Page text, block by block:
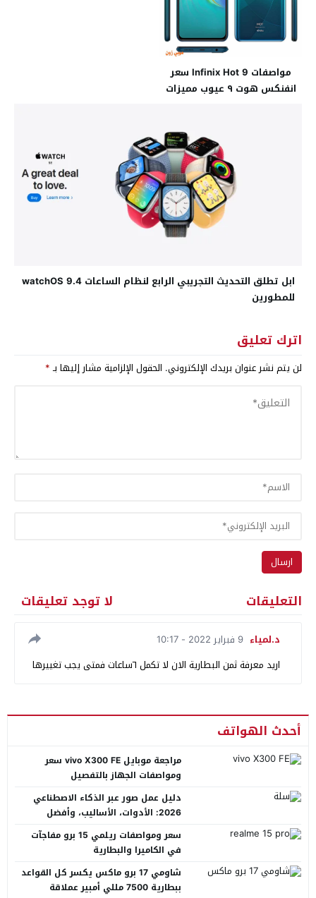
مواصفات Infinix Hot 9 سعر
انفنكس هوت ٩ عيوب مميزات
ابل تطلق التحديث التجريبي الرابع لنظام الساعات watchOS 9.4
للمطورين
اترك تعليق
لن يتم نشر عنوان بريدك الإلكتروني. الحقول الإلزامية مشار إليها بـ*
التعليقات لا توجد تعليقات
د.لمياء 9 فبراير 2022 - 10:17
اريد معرفة ثمن البطارية الان لا تكمل ٦ساعات فمتى يجب تغييرها
أحدث الهواتف
مراجعة موبايل vivo X300 FE سعر
ومواصفات الجهاز بالتفصيل
دليل عمل صور عبر الذكاء الاصطناعي
2026: الأدوات، الأساليب، وأفضل
سعر ومواصفات ريلمي 15 برو مفاجآت
في الكاميرا والبطارية
شاومي 17 برو ماكس يكسر كل القواعد
ببطارية 7500 مللي أمبير عملاقة